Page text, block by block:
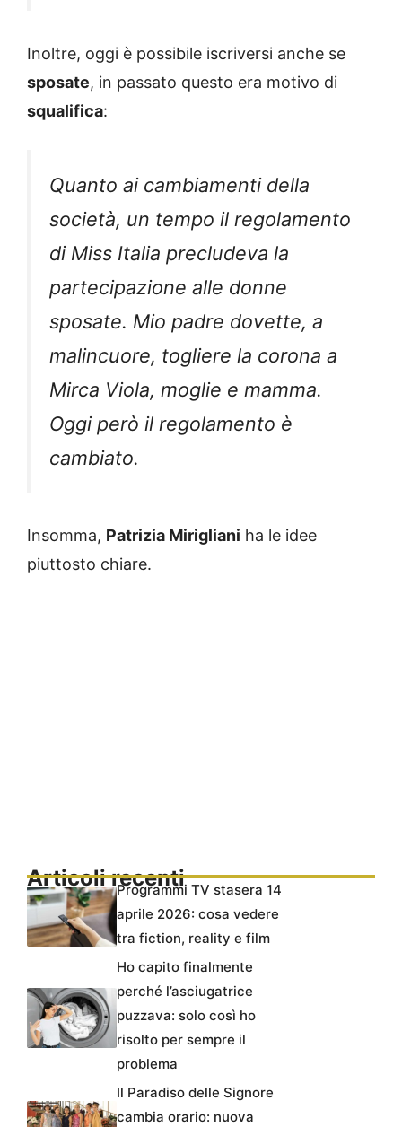
Inoltre, oggi è possibile iscriversi anche se
sposate, in passato questo era motivo di
squalifica:
Quanto ai cambiamenti della
società, un tempo il regolamento
di Miss Italia precludeva la
partecipazione alle donne
sposate. Mio padre dovette, a
malincuore, togliere la corona a
Mirca Viola, moglie e mamma.
Oggi però il regolamento è
cambiato.
Insomma, Patrizia Mirigliani ha le idee
piuttosto chiare.
Articoli recentiProgrammi TV stasera 14
aprile 2026: cosa vedere
tra fiction, reality e film
Ho capito finalmente
perché l’asciugatrice
puzzava: solo così ho
risolto per sempre il
problema
Il Paradiso delle Signore
cambia orario: nuova